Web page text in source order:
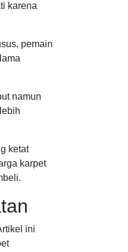
karena
pemain
namun
ketat
karpet
ini